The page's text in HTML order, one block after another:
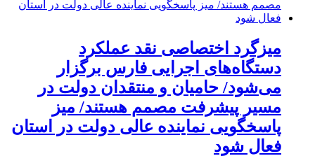
میزگرد اختصاصی نقد عملکرد
دستگاه‌های اجرایی فارس برگزار
می‌شود/ حامیان و منتقدان دولت در
مسیر پیشرفت مصمم هستند/ میز
پاسخگویی نماینده عالی دولت در استان
فعال شود